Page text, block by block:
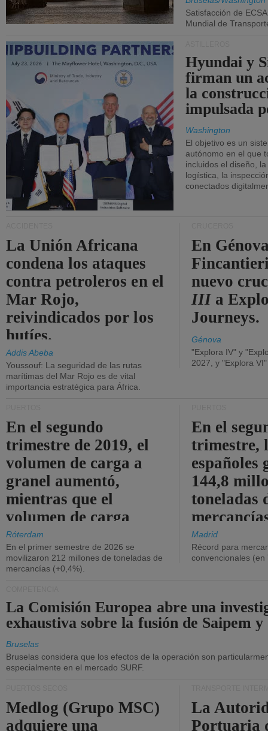
Satisfacción de
Mundial de
Hyundai y
firman un
la
impulsada
Washington
El objetivo es un
autónomo en el que
incluidos el diseño,
logística, la
conectados
La Unión Africana
condena los ataques
contra petroleros en el
Mar Rojo,
reivindicados por los
hutíes.
Addis Abeba
Youssouf: La seguridad de las rutas
marítimas del Mar Rojo es de vital
importancia estratégica para África.
En
nuevo
III a
Journeys.
Génova
"Explora IV" y
2027, y "Explora
En el segundo
trimestre de 2019, el
volumen de carga a
granel aumentó,
mientras que el
volumen de carga
general disminuyó.
Róterdam
En el primer semestre de 2026 se
movilizaron 212 millones de toneladas de
mercancías (+0,4%).
En el
trimestre,
españoles
144,8
toneladas
Madrid
Récord para
convencionales (en
La Comisión Europea abre una
exhaustiva sobre la fusión de Saipem y
Bruselas
Bruselas considera que los efectos de la operación son
especialmente en el mercado SURF.
Medlog (Grupo MSC)
adquiere una
La
Portuaria